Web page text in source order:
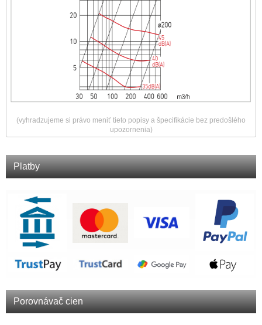
Platby
Porovnávač cien
(vyhradzujeme si právo meniť tieto popisy a špecifikácie bez predošlého
upozornenia)